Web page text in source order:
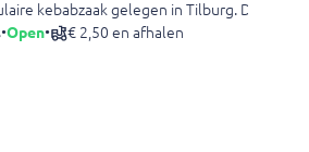
kebabzaak gelegen in Tilburg. De
•Open• € 2,50 en afhalen